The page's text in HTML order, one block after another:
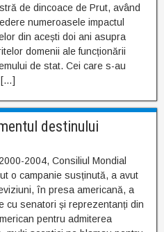
de dincoace de Prut, având
numeroasele impactul
din acești doi ani asupra
domenii ale funcționării
de stat. Cei care s-au
[…]
destinului
2004, Consiliul Mondial
o campanie susținută, a avut
în presa americană, a
cu senatori și reprezentanți din
pentru admiterea